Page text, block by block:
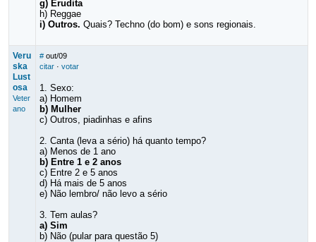
g) Erudita
h) Reggae
i) Outros. Quais? Techno (do bom) e sons regionais.
Veru
ska
Lust
osa
Veter
ano
# out/09
citar· votar
1. Sexo:
a) Homem
b) Mulher
c) Outros, piadinhas e afins
2. Canta (leva a sério) há quanto tempo?
a) Menos de 1 ano
b) Entre 1 e 2 anos
c) Entre 2 e 5 anos
d) Há mais de 5 anos
e) Não lembro/ não levo a sério
3. Tem aulas?
a) Sim
b) Não (pular para questão 5)